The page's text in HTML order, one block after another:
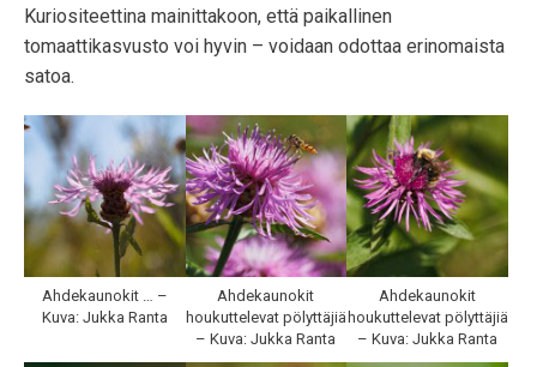
Kuriositeettina mainittakoon, että paikallinen
tomaattikasvusto voi hyvin – voidaan odottaa erinomaista
satoa.
Ahdekaunokit … –
Kuva: Jukka Ranta
Ahdekaunokit
houkuttelevat pölyttäjiä
– Kuva: Jukka Ranta
Ahdekaunokit
houkuttelevat pölyttäjiä
– Kuva: Jukka Ranta